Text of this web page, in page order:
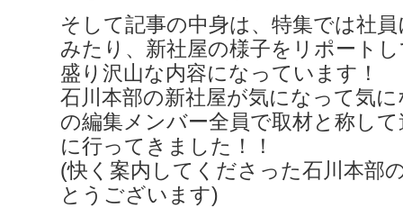
そして記事の中身は、特集では社
みたり、新社屋の様子をリポート
盛り沢山な内容になっています！
石川本部の新社屋が気になって気
の編集メンバー全員で取材と称し
に行ってきました！！
(快く案内してくださった石川本部
とうございます)